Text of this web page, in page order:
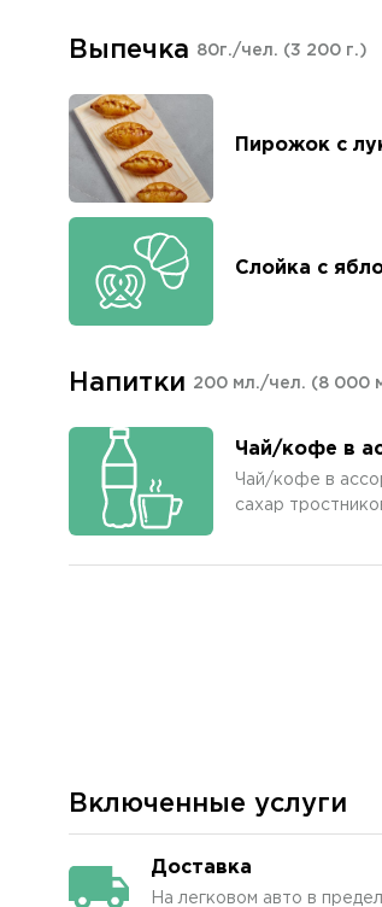
Выпечка 80г./чел. (3 200 г.)
Пирожок с
Слойка с
Напитки 200 мл./чел. (8 000
Чай/кофе в
Чай/кофе в
сахар
Включенные услуги
Доставка
На легковом авто в